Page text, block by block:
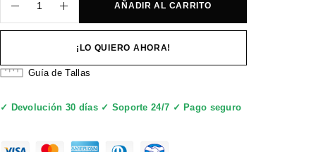
AÑADIR AL CARRITO
¡LO QUIERO AHORA!
Guía de Tallas
✓ Devolución 30 días ✓ Soporte 24/7 ✓ Pago seguro